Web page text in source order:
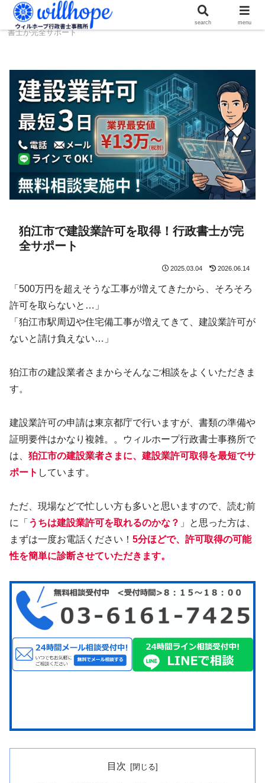
ホーム 建設コラム
狛江市で建設業許可を取得！行政
書士が完全サポート
狛江市で建設業許可を取得！行政書士が完
全サポート
2025.03.04 2026.06.14
「500万円を超えそうな工事が増えてきたから、そろそろ
許可を取らないと…」
「狛江市駅周辺や住宅備工事が増えてきて、建設業許可が
ないと請け負えない…」
狛江市の建設業者さまからそんなご相談をよくいただきま
す。
建設業許可の申請は東京都庁で行いますが、書類の準備や
証明要件はかなり複雑。。ウィルホープ行政書士事務所で
は、 狛江市の建設業者さまに、建設業許可取得を最短でサ
ポート しています。
ただ、現場などで忙しい方も多いと思いますので、読む前
に「 うちは建設業許可を取れるのかな？ 」と思った方は、
まずは一度お電話ください！ 5分ほどで、許可取得の可能
性を簡単に診断させていただきます。
目次
search menu